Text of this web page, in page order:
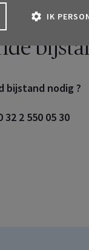
bijstand nodig ?
32 2 550 05 30
IK